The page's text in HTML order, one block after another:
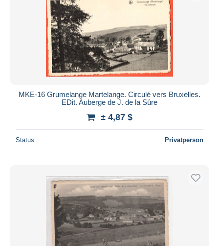
MKE-16 Grumelange Martelange. Circulé vers Bruxelles.
EDit. Auberge de J. de la Sûre
± 4,87 $
Status Privatperson